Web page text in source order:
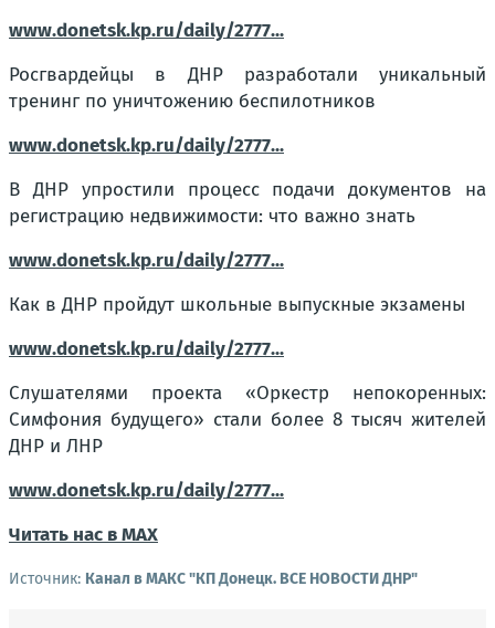
www.donetsk.kp.ru/daily/2777...
Росгвардейцы в ДНР разработали уникальный
тренинг по уничтожению беспилотников
www.donetsk.kp.ru/daily/2777...
В ДНР упростили процесс подачи документов на
регистрацию недвижимости: что важно знать
www.donetsk.kp.ru/daily/2777...
Как в ДНР пройдут школьные выпускные экзамены
www.donetsk.kp.ru/daily/2777...
Слушателями проекта «Оркестр непокоренных:
Симфония будущего» стали более 8 тысяч жителей
ДНР и ЛНР
www.donetsk.kp.ru/daily/2777...
Читать нас в МАХ
Источник: Канал в МАКС "КП Донeцк. ВСЕ НОВОСТИ ДНР"